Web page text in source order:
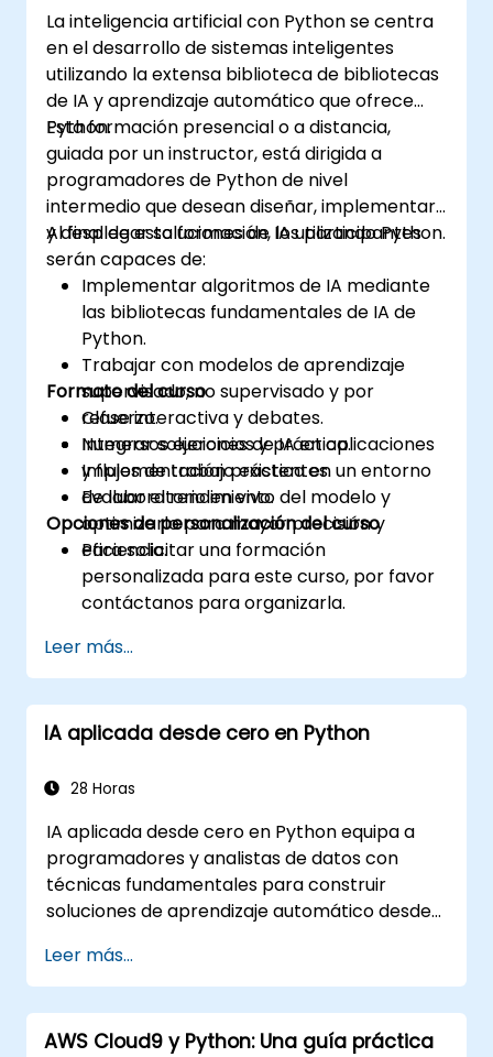
data con Spark, y narración de datos. Ideal
para quienes buscan una certificación en
ciencia de datos con Python y formación
práctica para el entorno laboral.
La inteligencia artificial con Python se centra
en el desarrollo de sistemas inteligentes
utilizando la extensa biblioteca de bibliotecas
de IA y aprendizaje automático que ofrece
Python.
Esta formación presencial o a distancia,
guiada por un instructor, está dirigida a
programadores de Python de nivel
intermedio que desean diseñar, implementar
y desplegar soluciones de IA utilizando Python.
Al final de esta formación, los participantes
serán capaces de:
Implementar algoritmos de IA mediante
las bibliotecas fundamentales de IA de
Python.
Trabajar con modelos de aprendizaje
supervisado, no supervisado y por
refuerzo.
Integrar soluciones de IA en aplicaciones
y flujos de trabajo existentes.
Evaluar el rendimiento del modelo y
optimizarlo para mayor precisión y
eficiencia.
Formato del curso
Clase interactiva y debates.
Numersos ejercicios y práctica.
Implementación práctica en un entorno
de laboratorio en vivo.
Opciones de personalización del curso
Para solicitar una formación
personalizada para este curso, por favor
contáctanos para organizarla.
Leer más...
IA aplicada desde cero en Python
28 Horas
IA aplicada desde cero en Python equipa a
programadores y analistas de datos con
técnicas fundamentales para construir
soluciones de aprendizaje automático desde
clave del aprendizaje supervisado
(clasificación y regresión), el aprendizaje no
supervisado (agrupamiento y detección de
anomalías) y las arquitecturas avanzadas de
Leer más...
AWS Cloud9 y Python: Una guía práctica